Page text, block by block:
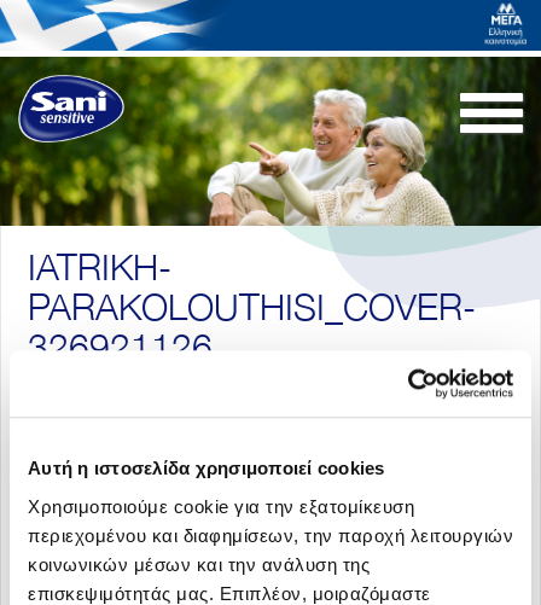
Αυτή η ιστοσελίδα χρησιμοποιεί cookies
Χρησιμοποιούμε cookie για την εξατομίκευση
περιεχομένου και διαφημίσεων, την παροχή λειτουργιών
κοινωνικών μέσων και την ανάλυση της
επισκεψιμότητάς μας. Επιπλέον, μοιραζόμαστε
IATRIKH-
PARAKOLOUTHISI_COVER-
326921126
Επιστροφή στα άρθρα